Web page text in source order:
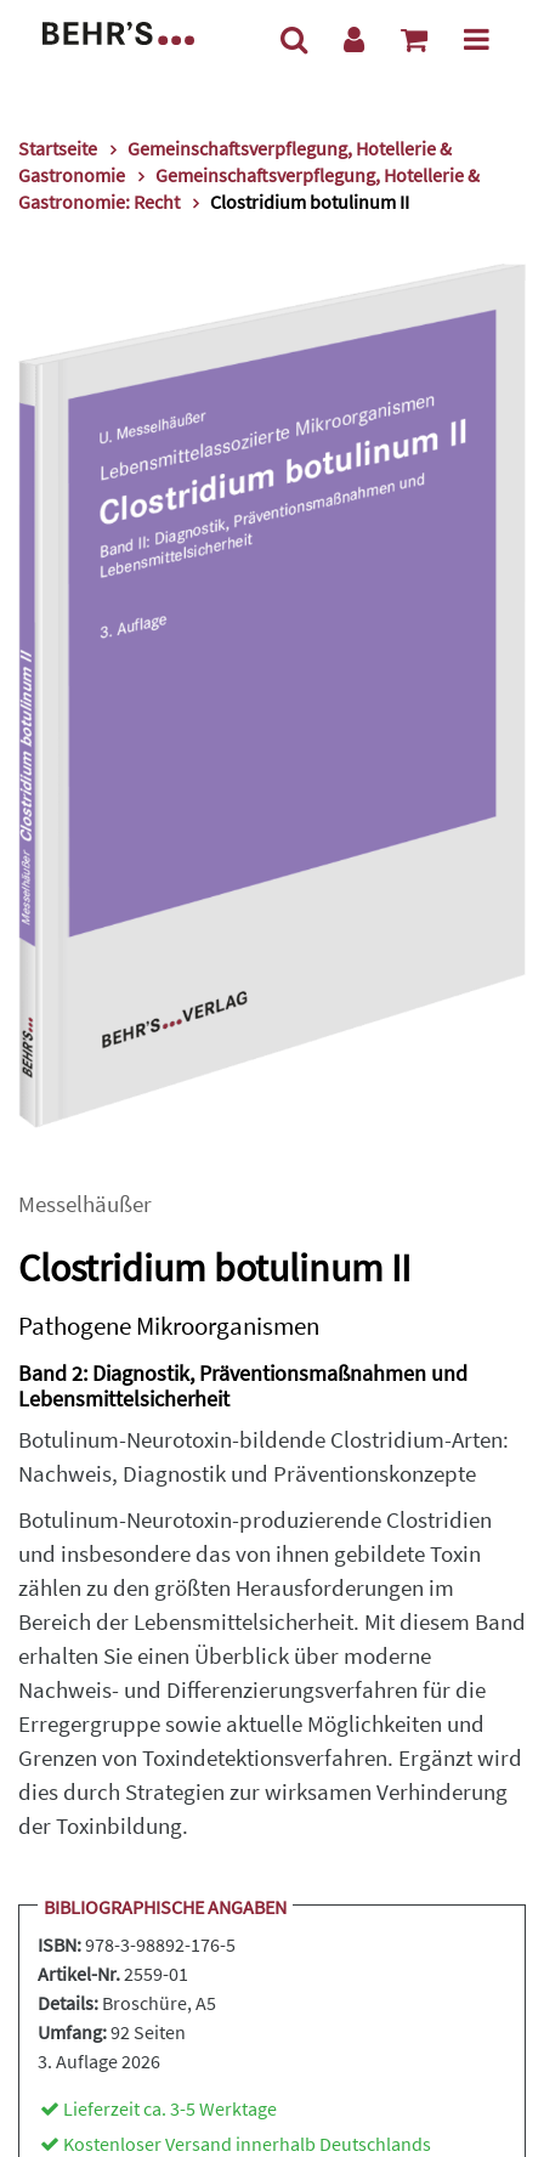
Startseite
Gemeinschaftsverpflegung, Hotellerie &
Gastronomie
Gemeinschaftsverpflegung, Hotellerie &
Gastronomie: Recht
Clostridium botulinum II
Messelhäußer
Clostridium botulinum II
Pathogene Mikroorganismen
Band 2: Diagnostik, Präventionsmaßnahmen und
Lebensmittelsicherheit
Botulinum-Neurotoxin-bildende Clostridium-Arten:
Nachweis, Diagnostik und Präventionskonzepte
Botulinum-Neurotoxin-produzierende Clostridien
und insbesondere das von ihnen gebildete Toxin
zählen zu den größten Herausforderungen im
Bereich der Lebensmittelsicherheit. Mit diesem Band
erhalten Sie einen Überblick über moderne
Nachweis- und Differenzierungsverfahren für die
Erregergruppe sowie aktuelle Möglichkeiten und
Grenzen von Toxindetektionsverfahren. Ergänzt wird
dies durch Strategien zur wirksamen Verhinderung
der Toxinbildung.
BIBLIOGRAPHISCHE ANGABEN
ISBN:978-3-98892-176-5
Artikel-Nr.2559-01
Details: Broschüre, A5
Umfang:92 Seiten
3. Auflage 2026
Lieferzeit ca. 3-5 Werktage
Kostenloser Versand innerhalb Deutschlands